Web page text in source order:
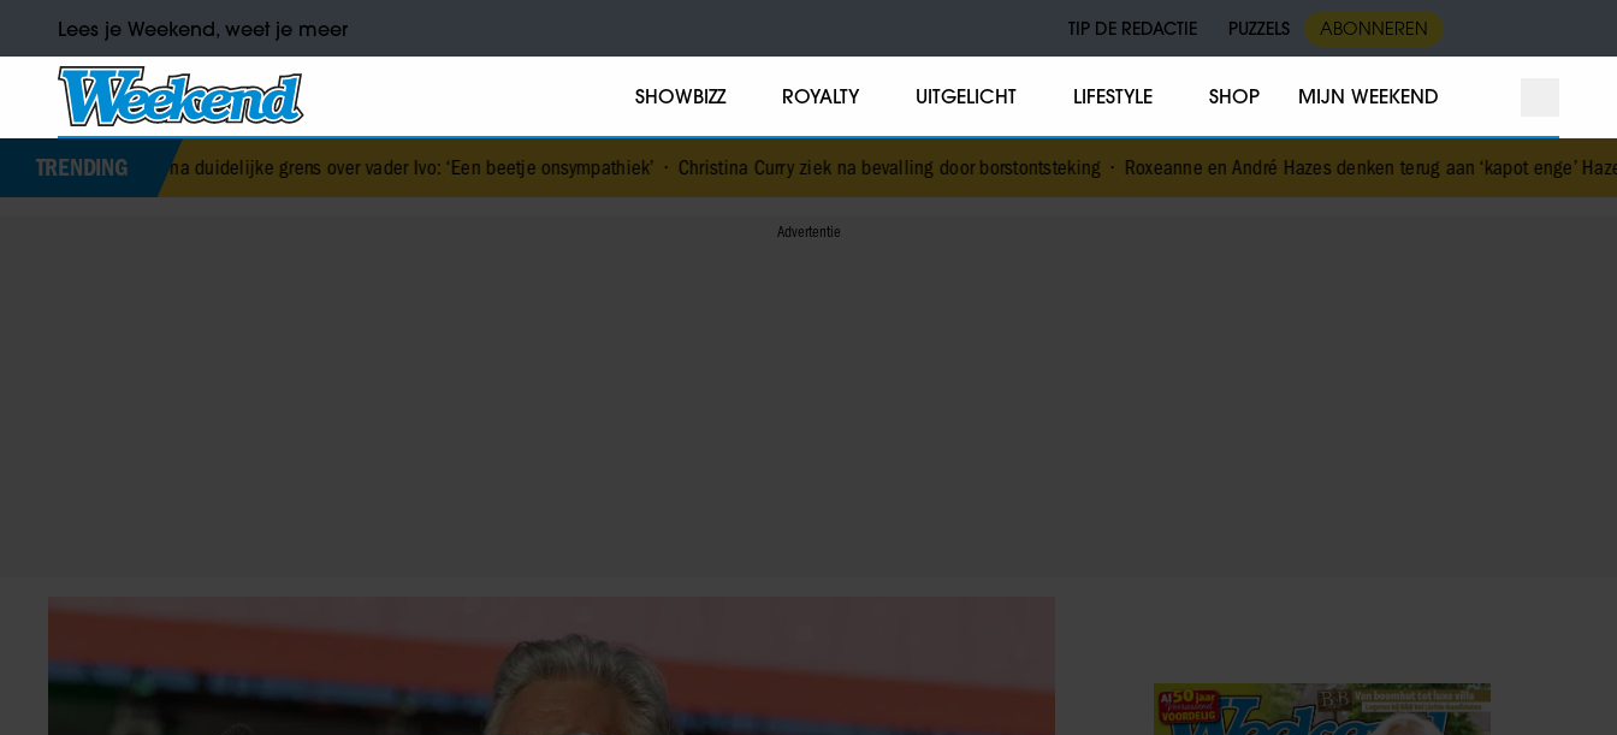
Lees je Weekend, weet je meer TIP DE REDACTIE PUZZELS ABONNEREN
SHOWBIZZ ROYALTY UITGELICHT LIFESTYLE SHOP MIJN WEEKEND
TRENDING
na duidelijke grens over vader Ivo: ‘Een beetje onsympathiek’•Christina Curry ziek na bevalling door borstontsteking• Roxeanne en André Hazes denken terug aan ‘kapot enge’ Hazes-imitator: ‘Echt